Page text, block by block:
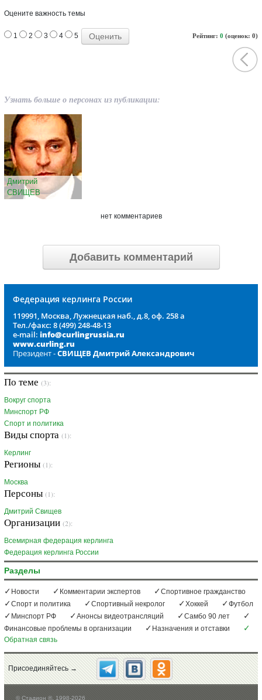
Оцените важность темы
Рейтинг: 0 (оценок: 0)
1 2 3 4 5
Узнать больше о персонах из публикации:
Дмитрий
СВИЩЕВ
нет комментариев
Добавить комментарий
Федерация керлинга России
119991, Москва, Лужнецкая наб., д.8, оф. 258 а
Тел./факс: 8 (499) 248-48-13
e-mail: info@curlingrussia.ru
www.curling.ru
Президент -СВИЩЕВ Дмитрий Александрович
По теме (3):
Вокруг спорта
Минспорт РФ
Спорт и политика
Виды спорта (1):
Керлинг
Регионы (1):
Москва
Персоны (1):
Дмитрий Свищев
Организации (2):
Всемирная федерация керлинга
Федерация керлинга России
Разделы
Новости Комментарии экспертов
Спортивное гражданство
Спорт и политика
Спортивный некролог Хоккей
Футбол
Минспорт РФ
Анонсы видеотрансляций
Самбо 90 лет
Финансовые проблемы в организации
Назначения и отставки
Обратная связь
Присоединяйтесь →
©Стадион ®, 1998-2026